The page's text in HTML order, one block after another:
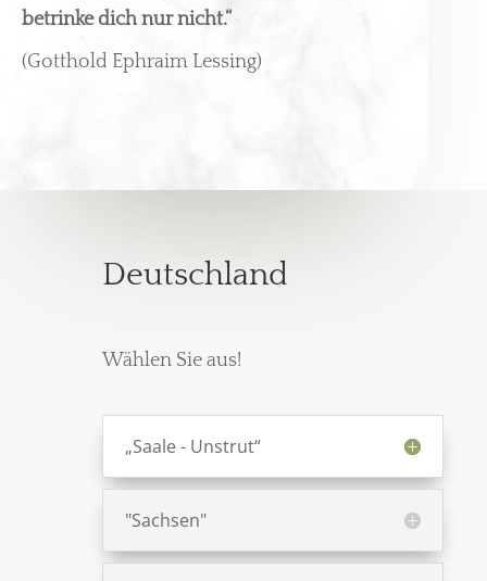
betrinke dich nur nicht.“
(Gotthold Ephraim Lessing)
Deutschland
Wählen Sie aus!
„Saale - Unstrut“
"Sachsen"